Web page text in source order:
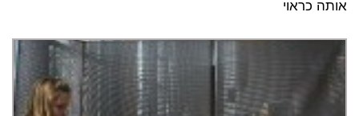
אותה כראוי